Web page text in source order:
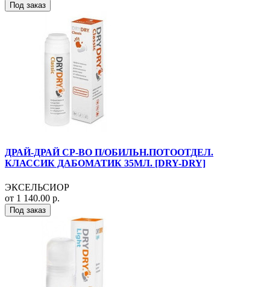
Под заказ
ДРАЙ-ДРАЙ СР-ВО П/ОБИЛЬН.ПОТООТДЕЛ.
КЛАССИК ДАБОМАТИК 35МЛ. [DRY-DRY]
ЭКСЕЛЬСИОР
от 1 140.00 р.
Под заказ